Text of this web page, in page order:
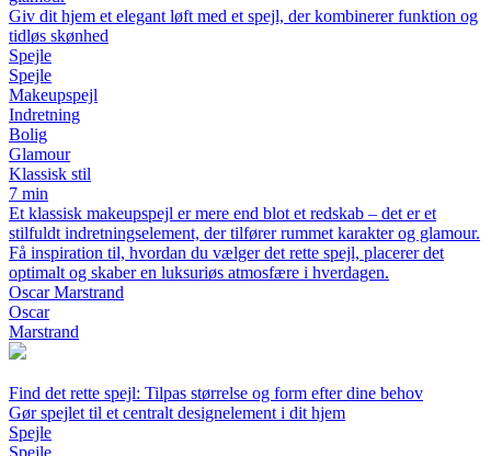
Giv dit hjem et elegant løft med et spejl, der kombinerer funktion og
tidløs skønhed
Spejle
Spejle
Makeupspejl
Indretning
Bolig
Glamour
Klassisk stil
7 min
Et klassisk makeupspejl er mere end blot et redskab – det er et
stilfuldt indretningselement, der tilfører rummet karakter og glamour.
Få inspiration til, hvordan du vælger det rette spejl, placerer det
optimalt og skaber en luksuriøs atmosfære i hverdagen.
Oscar Marstrand
Oscar
Marstrand
Find det rette spejl: Tilpas størrelse og form efter dine behov
Gør spejlet til et centralt designelement i dit hjem
Spejle
Spejle